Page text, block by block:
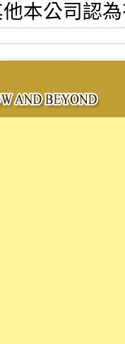
他本公司認